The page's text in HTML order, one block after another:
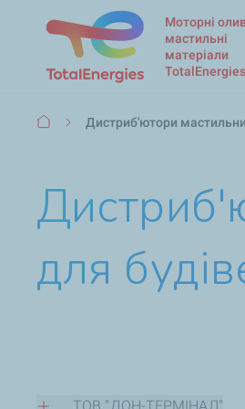
Моторні
мастильні
матеріали
TotalEnergies
Рядок
Дистриб'ютори
для
ТОВ "ДОН-ТЕРМІНАЛ"